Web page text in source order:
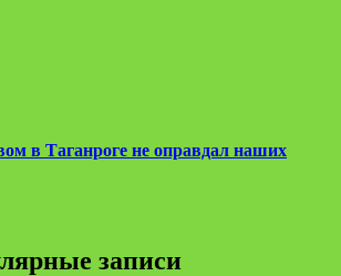
в Таганроге не оправдал наших
записи